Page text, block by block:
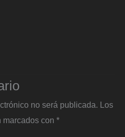
no será publicada.
Los
marcados con *